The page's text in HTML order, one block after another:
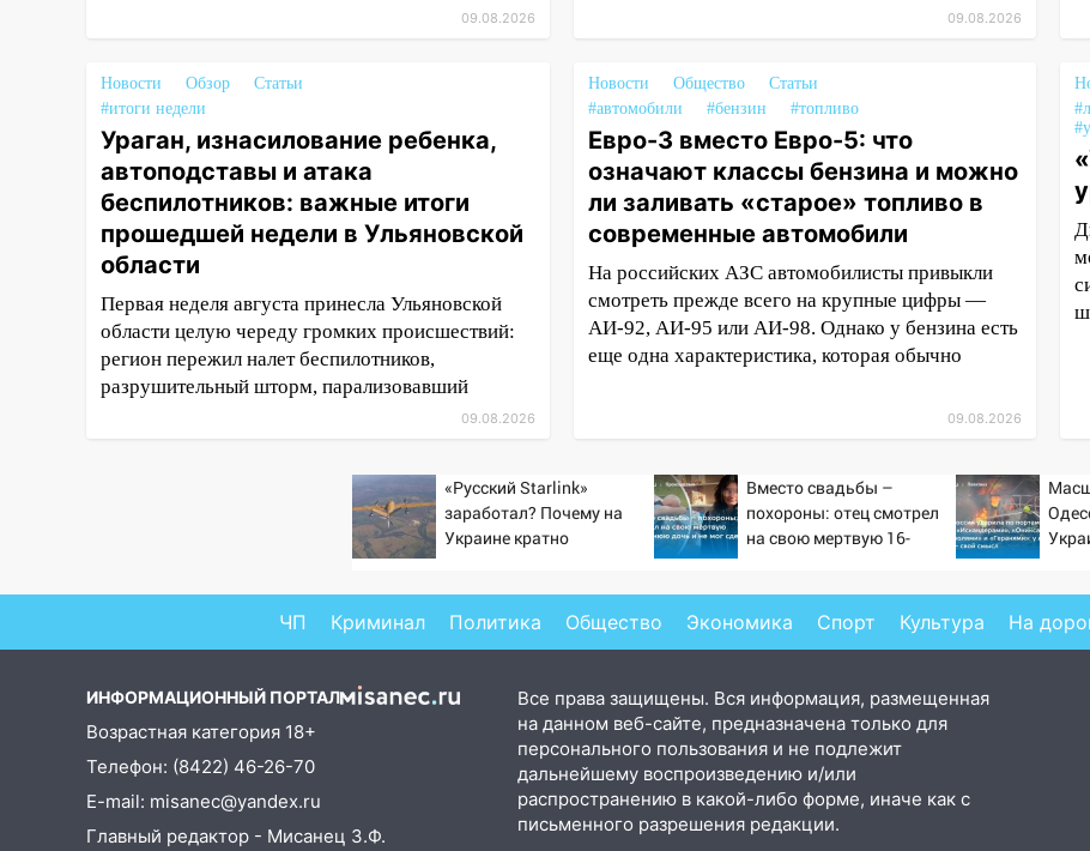
09:18 Из-за ливня
заблокировано движение
трамваев в Ульяновске
09:15 Ураган, изнасилование
ребенка, автоподставы и атака
беспилотников: важные итоги
прошедшей недели в
Ульяновской области
08:20 В Ульяновске
восстановили трамвайную и
троллейбусную
инфраструктуру после шторма.
Цильнинском районе пропал
На Ульяновск снова
надвигается непогода
Евро-3 вместо Евро-5:
можно ли заливать «старое»
автомобили
06:30
Какая погода будет в
Ульяновской области днем 9
августа
09.08.2026 09.08.2026
Новости Обзор
Статьи
#итоги недели
Ураган, изнасилование ребенка,
автоподставы и атака
беспилотников: важные итоги
прошедшей недели в Ульяновской
области
Первая неделя августа принесла Ульяновской
области целую череду громких происшествий:
регион пережил налет беспилотников,
разрушительный шторм, парализовавший
09.08.2026
Новости Общество
Статьи
#автомобили
#бензин #топливо
Евро-3 вместо Евро-5: что
означают классы бензина и можно
ли заливать «старое» топливо в
современные автомобили
На российских АЗС автомобилисты привыкли
смотреть прежде всего на крупные цифры —
АИ-92, АИ-95 или АИ-98. Однако у бензина есть
еще одна характеристика, которая обычно
09.08.2026
«Русский Starlink»
заработал? Почему на
Украине кратно
ВСУ
Вместо свадьбы –
похороны: отец смотрел
на свою мертвую 16-
2026
ЧП Криминал Политика Общество Экономика Спорт Культура На
ИНФОРМАЦИОННЫЙ ПОРТАЛ
Возрастная категория 18+
Телефон: (8422) 46-26-70
E-mail: misanec@yandex.ru
Главный редактор - Мисанец З.Ф.
Все права защищены. Вся информация, размещенная
на данном веб-сайте, предназначена только для
персонального пользования и не подлежит
дальнейшему воспроизведению и/или
распространению в какой-либо форме, иначе как с
письменного разрешения редакции.